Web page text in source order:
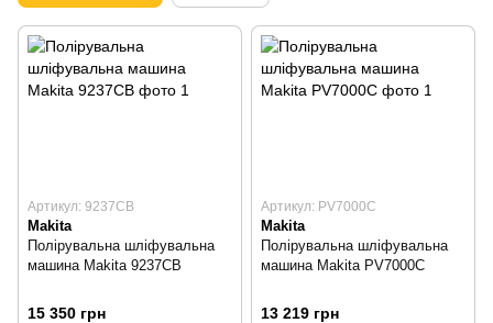
Артикул: 9237CB
Makita
Полірувальна шліфувальна
машина Makita 9237CB
15 350 грн
Артикул: PV7000C
Makita
Полірувальна шліфувальна
машина Makita PV7000C
13 219 грн